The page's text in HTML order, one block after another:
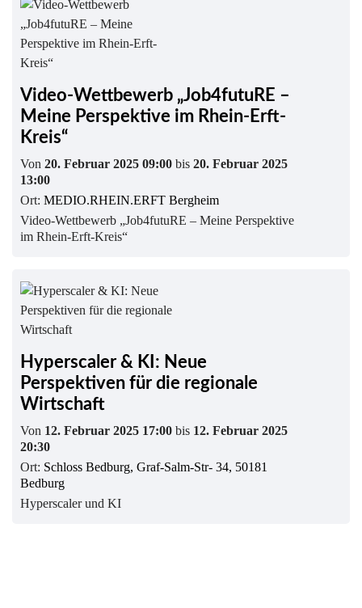
Video-Wettbewerb „Job4futuRE –
Meine Perspektive im Rhein-Erft-
Kreis“
Von 20. Februar 2025 09:00 bis 20. Februar 2025
13:00
Ort: MEDIO.RHEIN.ERFT Bergheim
Video-Wettbewerb „Job4futuRE – Meine Perspektive
im Rhein-Erft-Kreis“
Hyperscaler & KI: Neue
Perspektiven für die regionale
Wirtschaft
Von 12. Februar 2025 17:00 bis 12. Februar 2025
20:30
Ort: Schloss Bedburg, Graf-Salm-Str- 34, 50181
Bedburg
Hyperscaler und KI